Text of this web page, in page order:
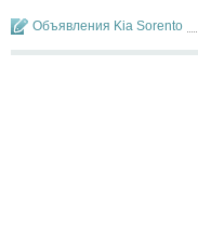
Объявления Kia Sorento